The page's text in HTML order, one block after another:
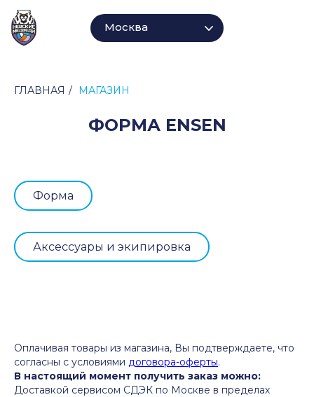
Москва
ГЛАВНАЯ / МАГАЗИН
ФОРМА ENSEN
Форма
Аксессуары и экипировка
Оплачивая товары из магазина, Вы подтверждаете, что
согласны с условиями договора-оферты.
В настоящий момент получить заказ можно:
Доставкой сервисом СДЭК по Москве в пределах